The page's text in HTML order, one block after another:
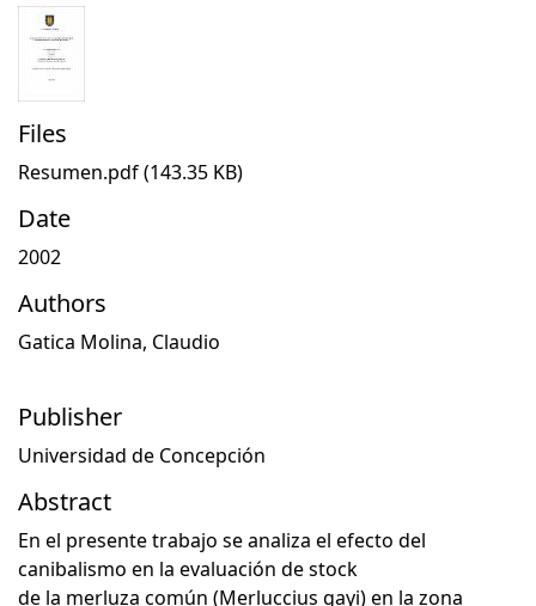
Files
Resumen.pdf(143.35 KB)
Date
2002
Authors
Gatica Molina, Claudio
Publisher
Universidad de Concepción
Abstract
En el presente trabajo se analiza el efecto del
canibalismo en la evaluación de stock
de la merluza común (Merluccius gayi) en la zona